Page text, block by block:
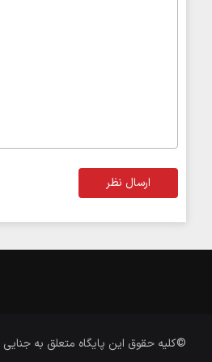
ارسال نظر
©کلیه حقوق این پایگاه متعلق به جنایی